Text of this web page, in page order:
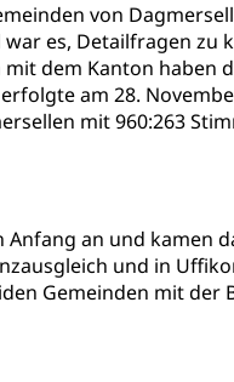
von
es, Detailfragen zu
dem Kanton haben
am 28.
mit 960:263
an und kamen
und in
Gemeinden mit der
Gesundheitsförderung
(WAS
Patientendossier